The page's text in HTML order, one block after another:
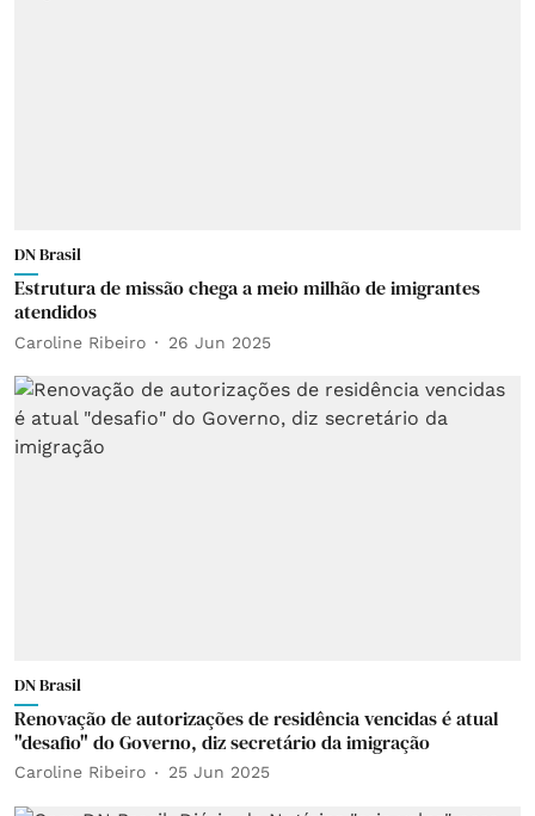
DN Brasil
Estrutura de missão chega a meio milhão de imigrantes
atendidos
Caroline Ribeiro 26 Jun 2025
DN Brasil
Renovação de autorizações de residência vencidas é atual
"desafio" do Governo, diz secretário da imigração
Caroline Ribeiro 25 Jun 2025